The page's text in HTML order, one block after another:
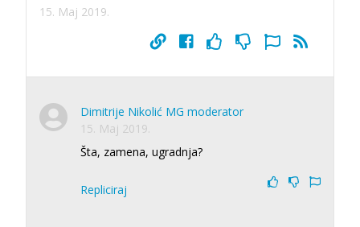
15. Maj 2019.
Dimitrije Nikolić MG moderator
15. Maj 2019.
Šta, zamena, ugradnja?
Repliciraj